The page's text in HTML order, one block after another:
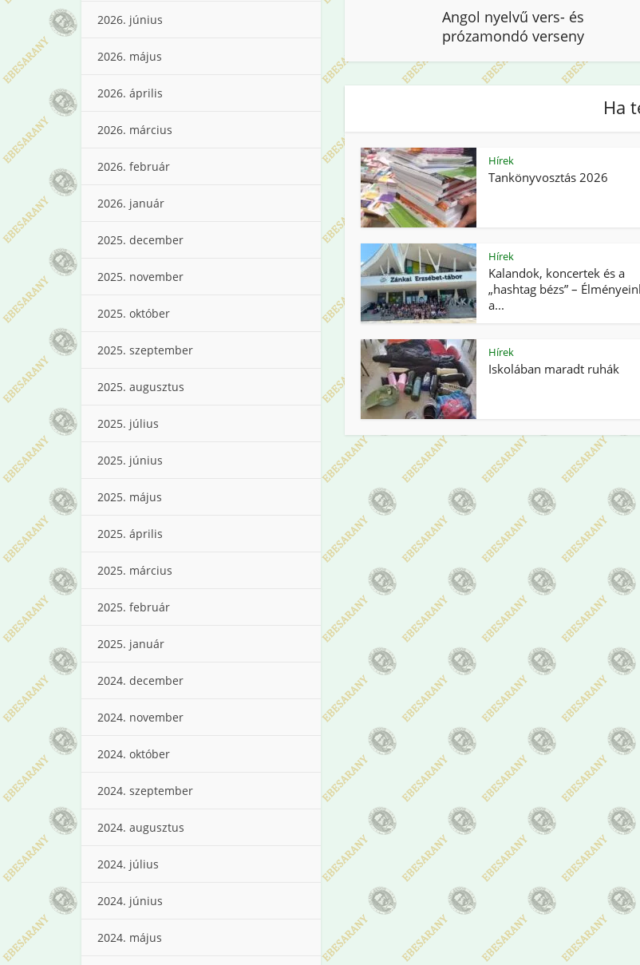
2026. június
2026. május
2026. április
2026. március
2026. február
2026. január
2025. december
2025. november
2025. október
2025. szeptember
2025. augusztus
2025. július
2025. június
2025. május
2025. április
2025. március
2025. február
2025. január
2024. december
2024. november
2024. október
2024. szeptember
2024. augusztus
2024. július
2024. június
2024. május
Angol nyelvű vers- és
prózamondó verseny
Ha
Hírek
Tankönyvosztás 2026
Hírek
Kalandok, koncertek és a
„hashtag bézs” –
a...
Hírek
Iskolában maradt ruhák